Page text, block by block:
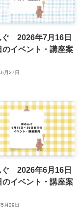
ぐ 2026年7月16日
のイベント・講座案
月27日
ぐ 2026年6月16日
のイベント・講座案
月29日